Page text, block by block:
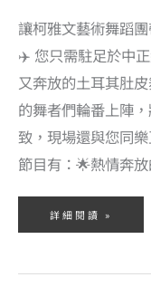
讓柯雅文藝術舞蹈
✈️ 您只需駐足於中
又奔放的土耳其肚
的舞者們輪番上陣
致，現場還與您同
節目有：🌟熱情奔
詳細閱讀 »